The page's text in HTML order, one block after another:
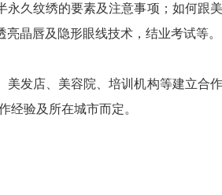
久纹绣的要素及注意事项；如何跟美
晶唇及隐形眼线技术，结业考试等。
美发店、美容院、培训机构等建立合
经验及所在城市而定。